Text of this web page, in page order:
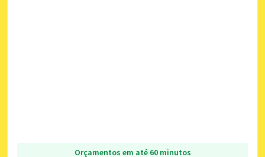
Orçamentos em até 60 minutos